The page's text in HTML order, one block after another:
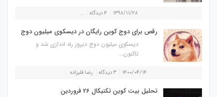
۱۳۹۸/۱۱/۲۸ ۴ دیدگاه ...
رقص برای دوج کوین رایگان در دیسکوی میلیون دوج
دیسکوی میلیون دوج دیروز راه اندازی شد و
تاکنون...
۱۴۰۰/۰۴/۱۴ ۳ دیدگاه رضا قلیزاده
تحلیل بیت کوین تکنیکال 26 فروردین